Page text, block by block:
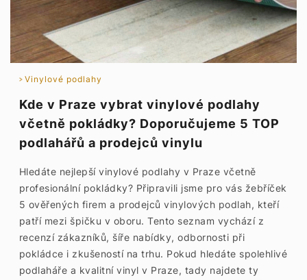
Vinylové podlahy
Kde v Praze vybrat vinylové podlahy
včetně pokládky? Doporučujeme 5 TOP
podlahářů a prodejců vinylu
Hledáte nejlepší vinylové podlahy v Praze včetně
profesionální pokládky? Připravili jsme pro vás žebříček
5 ověřených firem a prodejců vinylových podlah, kteří
patří mezi špičku v oboru. Tento seznam vychází z
recenzí zákazníků, šíře nabídky, odbornosti při
pokládce i zkušeností na trhu. Pokud hledáte spolehlivé
podlaháře a kvalitní vinyl v Praze, tady najdete ty